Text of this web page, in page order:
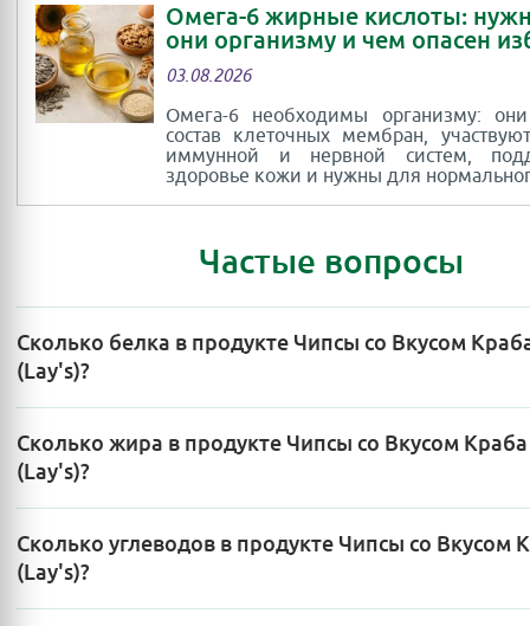
Омега-6 жирные кислоты:
они организму и чем опасен
03.08.2026
Омега-6 необходимы организму:
состав клеточных мембран,
иммунной и нервной систем,
здоровье кожи и нужны для
Частые вопросы
Сколько белка в продукте Чипсы со Вкусом
(Lay's)?
Сколько жира в продукте Чипсы со Вкусом Краба
(Lay's)?
Сколько углеводов в продукте Чипсы со Вкусом
(Lay's)?